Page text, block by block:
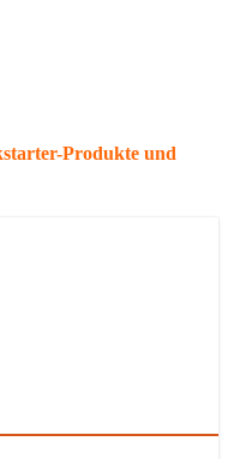
Produkte und